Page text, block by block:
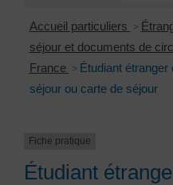
Accueil particuliers >
séjour et documents de
France > Étudiant
séjour ou carte de séjour
Fiche pratique
Étudiant